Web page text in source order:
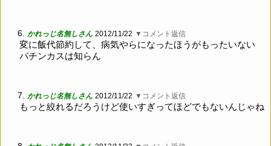
6. かれっじ名無しさん 2012/11/22 ▼コメント返信
変に飯代節約して、病気やらになったほうがもったいない
パチンカスは知らん
7. かれっじ名無しさん 2012/11/22 ▼コメント返信
もっと絞れるだろうけど使いすぎってほどでもないんじゃね